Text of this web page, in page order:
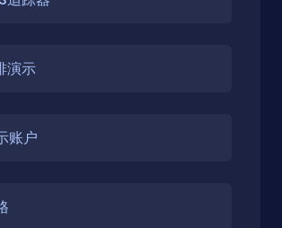
演示
账户